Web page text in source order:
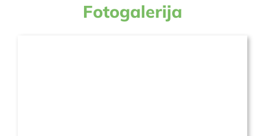
Fotogalerija